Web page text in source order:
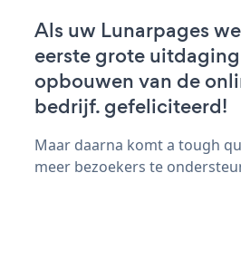
Als uw Lunarpages
eerste grote
opbouwen van de
bedrijf. gefeliciteerd!
Maar daarna komt a tough
meer bezoekers te